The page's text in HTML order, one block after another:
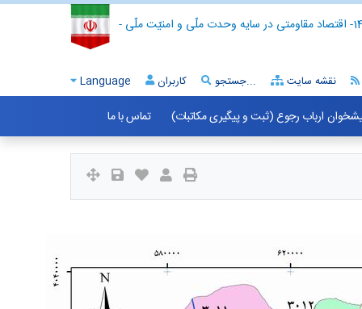
- اقتصاد مقاومتی در سایه وحدت ملّی و امنیّت ملّی -
Language کاربران جستجو... نقشه سایت
ارباب رجوع (ثبت و پیگیری مکاتبات) تماس با ما